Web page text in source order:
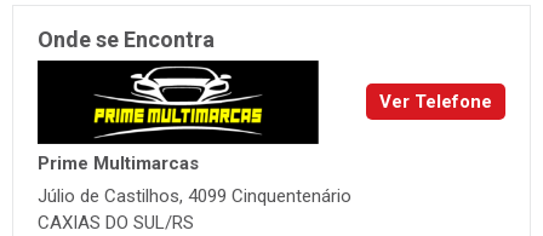
Onde se Encontra
Ver Telefone
Prime Multimarcas
Júlio de Castilhos, 4099 Cinquentenário
CAXIAS DO SUL/RS